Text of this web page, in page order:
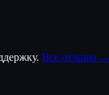
Все отзывы →